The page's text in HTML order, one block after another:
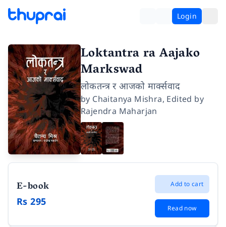
Login
Loktantra ra Aajako
Markswad
लोकतन्त्र र आजको मार्क्सवाद
by Chaitanya Mishra, Edited by
Rajendra Maharjan
E-book
Rs 295
Add to cart
Read now